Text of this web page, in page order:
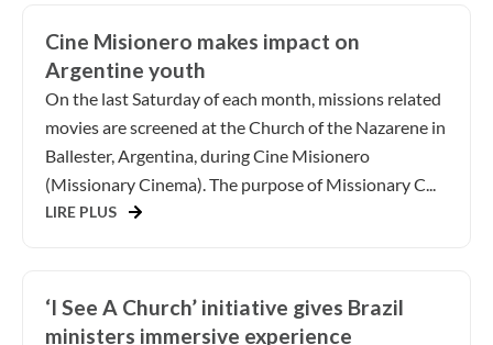
Cine Misionero makes impact on
Argentine youth
On the last Saturday of each month, missions related
movies are screened at the Church of the Nazarene in
Ballester, Argentina, during Cine Misionero
(Missionary Cinema). The purpose of Missionary C...
LIRE PLUS
‘I See A Church’ initiative gives Brazil
ministers immersive experience